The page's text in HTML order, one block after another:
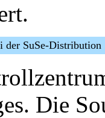
der SuSe-Distribution
Die